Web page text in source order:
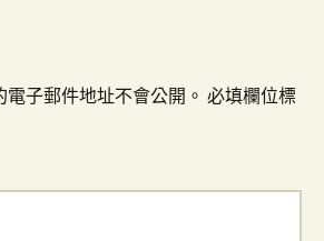
子郵件地址不會公開。 必填欄位標